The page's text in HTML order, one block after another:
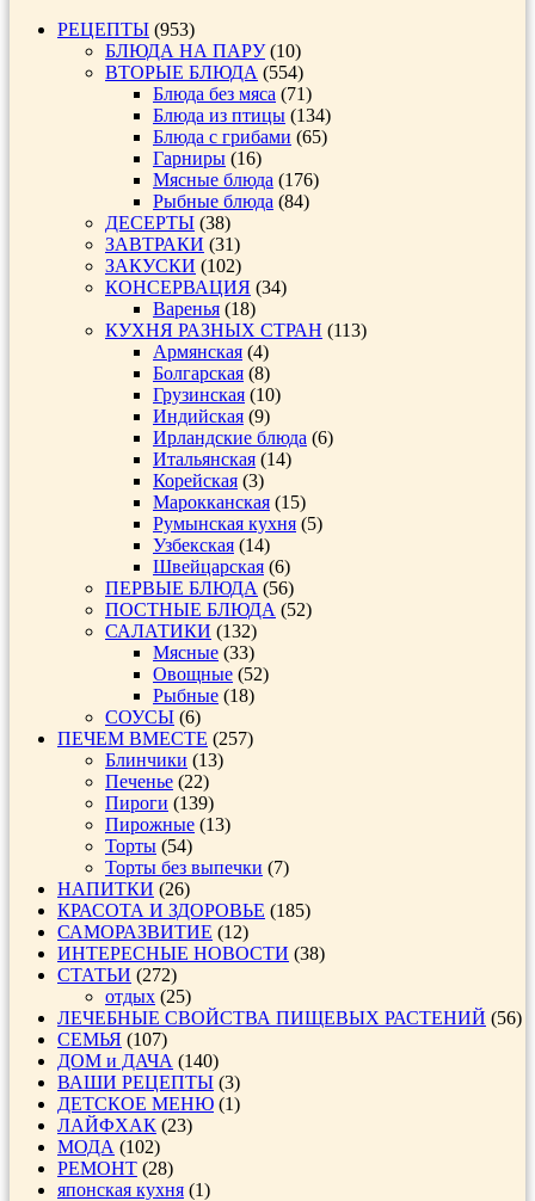
РЕЦЕПТЫ (953)
БЛЮДА НА ПАРУ(10)
ВТОРЫЕ БЛЮДА (554)
Блюда без мяса (71)
Блюда из птицы (134)
Блюда с грибами (65)
Гарниры (16)
Мясные блюда (176)
Рыбные блюда (84)
ДЕСЕРТЫ (38)
ЗАВТРАКИ (31)
ЗАКУСКИ (102)
КОНСЕРВАЦИЯ (34)
Варенья (18)
КУХНЯ РАЗНЫХ СТРАН (113)
Армянская (4)
Болгарская (8)
Грузинская (10)
Индийская (9)
Ирландские блюда (6)
Итальянская (14)
Корейская (3)
Марокканская (15)
Румынская кухня (5)
Узбекская (14)
Швейцарская (6)
ПЕРВЫЕ БЛЮДА (56)
ПОСТНЫЕ БЛЮДА (52)
САЛАТИКИ (132)
Мясные (33)
Овощные (52)
Рыбные (18)
СОУСЫ (6)
ПЕЧЕМ ВМЕСТЕ (257)
Блинчики (13)
Печенье (22)
Пироги (139)
Пирожные (13)
Торты (54)
Торты без выпечки (7)
НАПИТКИ (26)
КРАСОТА И ЗДОРОВЬЕ (185)
САМОРАЗВИТИЕ (12)
ИНТЕРЕСНЫЕ НОВОСТИ (38)
СТАТЬИ (272)
отдых (25)
ЛЕЧЕБНЫЕ СВОЙСТВА ПИЩЕВЫХ РАСТЕНИЙ (56)
СЕМЬЯ (107)
ДОМ и ДАЧА (140)
ВАШИ РЕЦЕПТЫ (3)
ДЕТСКОЕ МЕНЮ (1)
ЛАЙФХАК (23)
МОДА (102)
РЕМОНТ (28)
японская кухня (1)